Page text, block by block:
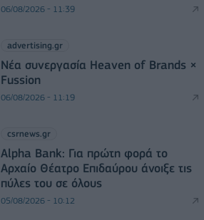
06/08/2026 - 11:39
advertising.gr
Νέα συνεργασία Heaven of Brands ×
Fussion
06/08/2026 - 11:19
csrnews.gr
Alpha Bank: Για πρώτη φορά το
Αρχαίο Θέατρο Επιδαύρου άνοιξε τις
πύλες του σε όλους
05/08/2026 - 10:12